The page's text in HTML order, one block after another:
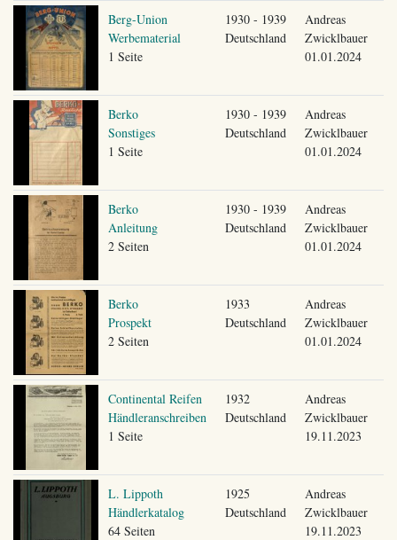
Berg-Union
Werbematerial
1 Seite
1930 - 1939
Deutschland
Andreas
Zwicklbauer
01.01.2024
Berko
Sonstiges
1 Seite
1930 - 1939
Deutschland
Andreas
Zwicklbauer
01.01.2024
Berko
Anleitung
2 Seiten
1930 - 1939
Deutschland
Andreas
Zwicklbauer
01.01.2024
Berko
Prospekt
2 Seiten
1933
Deutschland
Andreas
Zwicklbauer
01.01.2024
Continental Reifen
Händleranschreiben
1 Seite
1932
Deutschland
Andreas
Zwicklbauer
19.11.2023
L. Lippoth
Händlerkatalog
64 Seiten
1925
Deutschland
Andreas
Zwicklbauer
19.11.2023